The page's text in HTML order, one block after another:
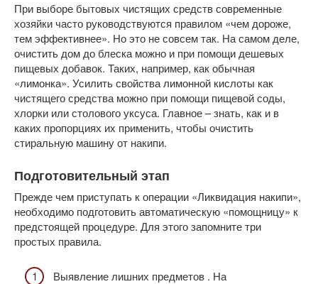
При выборе бытовых чистящих средств современные
хозяйки часто руководствуются правилом «чем дороже,
тем эффективнее». Но это не совсем так. На самом деле,
очистить дом до блеска можно и при помощи дешевых
пищевых добавок. Таких, например, как обычная
«лимонка». Усилить свойства лимонной кислоты как
чистящего средства можно при помощи пищевой соды,
хлорки или столового уксуса. Главное – знать, как и в
каких пропорциях их применить, чтобы очистить
стиральную машину от накипи.
Подготовительный этап
Прежде чем приступать к операции «Ликвидация накипи»,
необходимо подготовить автоматическую «помощницу» к
предстоящей процедуре. Для этого запомните три
простых правила.
Выявление лишних предметов . На